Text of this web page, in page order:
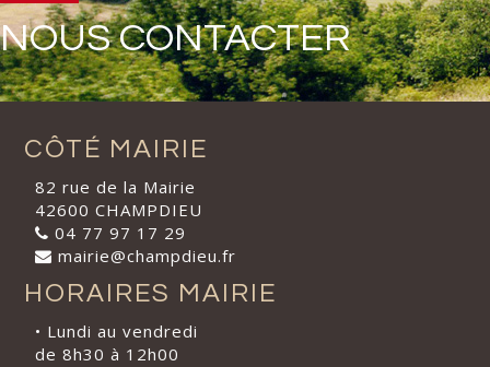
NOUS CONTACTER
CÔTÉ MAIRIE
82 rue de la Mairie
42600 CHAMPDIEU
04 77 97 17 29
mairie@champdieu.fr
HORAIRES MAIRIE
• Lundi au vendredi
de 8h30 à 12h00